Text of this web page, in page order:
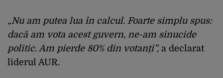
„Nu am putea lua în calcul. Foarte simplu spus:
dacă am vota acest guvern, ne-am sinucide
politic. Am pierde 80% din votanți”,a declarat
liderul AUR.